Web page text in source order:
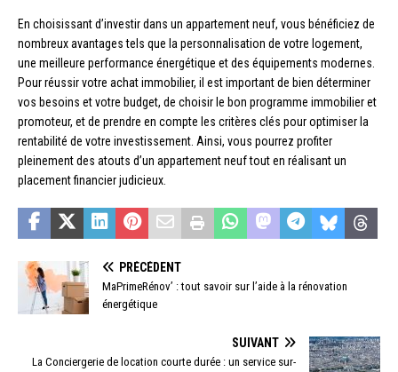
En choisissant d’investir dans un appartement neuf, vous bénéficiez de
nombreux avantages tels que la personnalisation de votre logement,
une meilleure performance énergétique et des équipements modernes.
Pour réussir votre achat immobilier, il est important de bien déterminer
vos besoins et votre budget, de choisir le bon programme immobilier et
promoteur, et de prendre en compte les critères clés pour optimiser la
rentabilité de votre investissement. Ainsi, vous pourrez profiter
pleinement des atouts d’un appartement neuf tout en réalisant un
placement financier judicieux.
PRÉCÉDENT
MaPrimeRénov’ : tout savoir sur l’aide à la rénovation
énergétique
SUIVANT
La Conciergerie de location courte durée : un service sur-